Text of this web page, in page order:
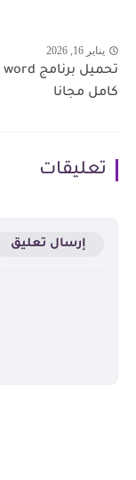
يناير 16, 2026
كامل مجانا
تعليقات
إرسال تعليق